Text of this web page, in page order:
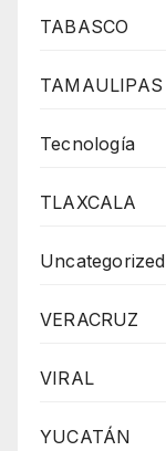
TABASCO
TAMAULIPAS
Tecnología
TLAXCALA
Uncategorized
VERACRUZ
VIRAL
YUCATÁN